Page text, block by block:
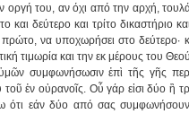
του, αν όχι από την αρχή,
και δεύτερο και τρίτο δικαστήριο
να υποχωρήσει στο δεύτερο·
τιμωρία και την εκ μέρους του
συμφωνήσωσιν ἐπὶ τῆς γῆς
ἐν οὐρανοῖς. Οὗ γάρ εἰσι δύο ἢ
ότι εάν δύο από σας